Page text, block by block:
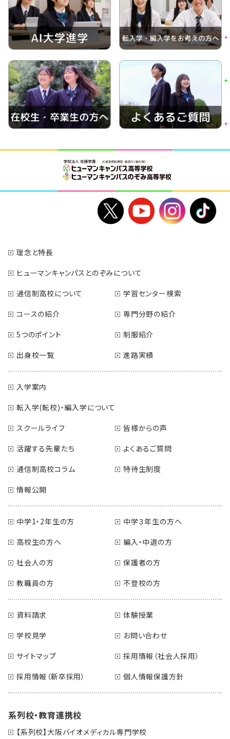
理念と特長
ヒューマンキャンパスとのぞみについて
通信制高校について
学習センター検索
コースの紹介
専門分野の紹介
5つのポイント
制服紹介
出身校一覧
進路実績
入学案内
転入学(転校)・編入学について
スクールライフ
皆様からの声
活躍する先輩たち
よくあるご質問
通信制高校コラム
特待生制度
情報公開
中学1・2年生の方
中学３年生の方へ
高校生の方へ
編入・中退の方
社会人の方
保護者の方
教職員の方
不登校の方
資料請求
体験授業
学校見学
お問い合わせ
サイトマップ
採用情報（社会人採用）
採用情報（新卒採用）
個人情報保護方針
系列校・教育連携校
【系列校】大阪バイオメディカル専門学校